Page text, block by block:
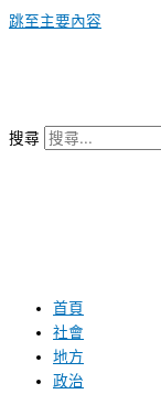
跳至主要內容
搜尋
首頁
社會
地方
政治